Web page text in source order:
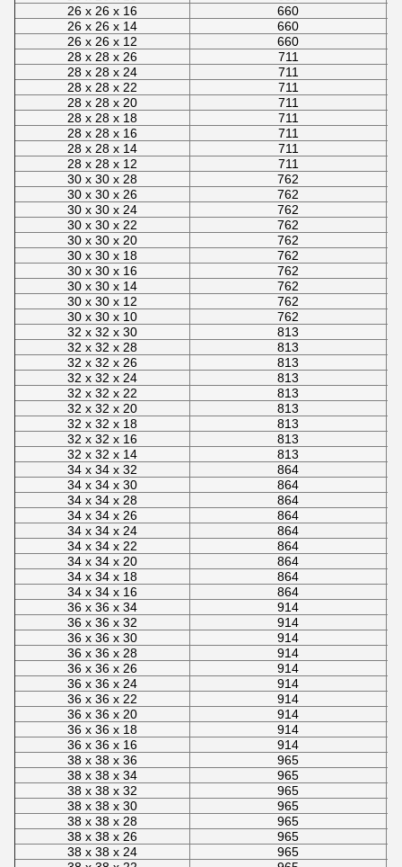
26 x 26 x 16
660
26 x 26 x 14
660
26 x 26 x 12
660
28 x 28 x 26
711
28 x 28 x 24
711
28 x 28 x 22
711
28 x 28 x 20
711
28 x 28 x 18
711
28 x 28 x 16
711
28 x 28 x 14
711
28 x 28 x 12
711
30 x 30 x 28
762
30 x 30 x 26
762
30 x 30 x 24
762
30 x 30 x 22
762
30 x 30 x 20
762
30 x 30 x 18
762
30 x 30 x 16
762
30 x 30 x 14
762
30 x 30 x 12
762
30 x 30 x 10
762
32 x 32 x 30
813
32 x 32 x 28
813
32 x 32 x 26
813
32 x 32 x 24
813
32 x 32 x 22
813
32 x 32 x 20
813
32 x 32 x 18
813
32 x 32 x 16
813
32 x 32 x 14
813
34 x 34 x 32
864
34 x 34 x 30
864
34 x 34 x 28
864
34 x 34 x 26
864
34 x 34 x 24
864
34 x 34 x 22
864
34 x 34 x 20
864
34 x 34 x 18
864
34 x 34 x 16
864
36 x 36 x 34
914
36 x 36 x 32
914
36 x 36 x 30
914
36 x 36 x 28
914
36 x 36 x 26
914
36 x 36 x 24
914
36 x 36 x 22
914
36 x 36 x 20
914
36 x 36 x 18
914
36 x 36 x 16
914
38 x 38 x 36
965
38 x 38 x 34
965
38 x 38 x 32
965
38 x 38 x 30
965
38 x 38 x 28
965
38 x 38 x 26
965
38 x 38 x 24
965